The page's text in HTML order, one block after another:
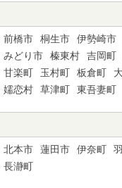
前橋市 桐生市 伊勢崎市
みどり市
榛東村 吉岡町
甘楽町
玉村町 板倉町
嬬恋村
草津町 東吾妻町
北本市 蓮田市 伊奈町
長瀞町